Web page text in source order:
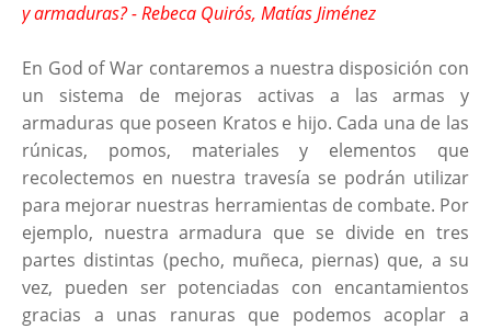
y armaduras? - Rebeca Quirós, Matías Jiménez
En God of War contaremos a nuestra disposición con
un sistema de mejoras activas a las armas y
armaduras que poseen Kratos e hijo. Cada una de las
rúnicas, pomos, materiales y elementos que
recolectemos en nuestra travesía se podrán utilizar
para mejorar nuestras herramientas de combate. Por
ejemplo, nuestra armadura que se divide en tres
partes distintas (pecho, muñeca, piernas) que, a su
vez, pueden ser potenciadas con encantamientos
gracias a unas ranuras que podemos acoplar a